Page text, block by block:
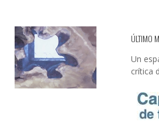
ÚLTIMO
Un
crítica